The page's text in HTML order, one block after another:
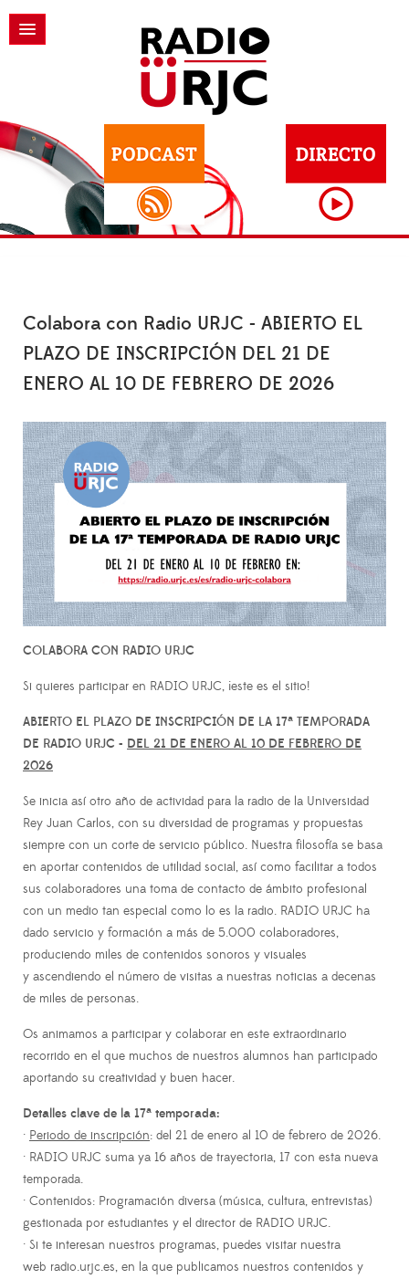
Colabora con Radio URJC - ABIERTO EL
PLAZO DE INSCRIPCIÓN DEL 21 DE
ENERO AL 10 DE FEBRERO DE 2026
COLABORA CON RADIO URJC
Si quieres participar en RADIO URJC, ¡este es el sitio!
ABIERTO EL PLAZO DE INSCRIPCIÓN DE LA 17ª TEMPORADA
DE RADIO URJC - DEL 21 DE ENERO AL 10 DE FEBRERO DE
2026
Se inicia así otro año de actividad para la radio de la Universidad
Rey Juan Carlos, con su diversidad de programas y propuestas
siempre con un corte de servicio público. Nuestra filosofía se basa
en aportar contenidos de utilidad social, así como facilitar a todos
sus colaboradores una toma de contacto de ámbito profesional
con un medio tan especial como lo es la radio. RADIO URJC ha
dado servicio y formación a más de 5.000 colaboradores,
produciendo miles de contenidos sonoros y visuales
y ascendiendo el número de visitas a nuestras noticias a decenas
de miles de personas.
Os animamos a participar y colaborar en este extraordinario
recorrido en el que muchos de nuestros alumnos han participado
aportando su creatividad y buen hacer.
Detalles clave de la 17ª temporada:
· Periodo de inscripción: del 21 de enero al 10 de febrero de 2026.
· RADIO URJC suma ya 16 años de trayectoria, 17 con esta nueva
temporada.
· Contenidos: Programación diversa (música, cultura, entrevistas)
gestionada por estudiantes y el director de RADIO URJC.
· Si te interesan nuestros programas, puedes visitar nuestra
web radio.urjc.es, en la que publicamos nuestros contenidos y